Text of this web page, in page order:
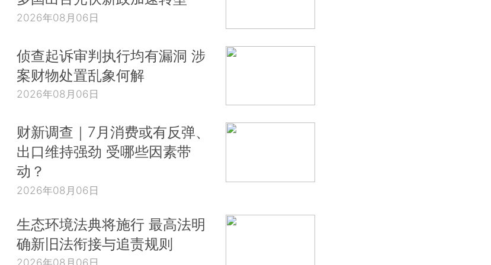
2026年08月06日
侦查起诉审判执行均有漏洞 涉
案财物处置乱象何解
2026年08月06日
财新调查｜7月消费或有反弹、
出口维持强劲 受哪些因素带
动？
2026年08月06日
生态环境法典将施行 最高法明
确新旧法衔接与追责规则
2026年08月06日